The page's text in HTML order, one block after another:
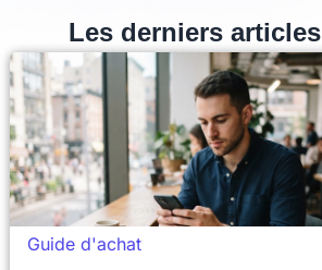
Les derniers articles
Guide d'achat